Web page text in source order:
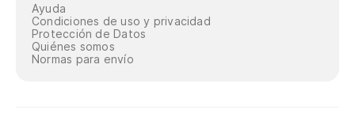
Ayuda
Condiciones de uso y privacidad
Protección de Datos
Quiénes somos
Normas para envío